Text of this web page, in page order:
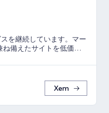
を継続しています。マー
備えたサイトを低価格
Xem